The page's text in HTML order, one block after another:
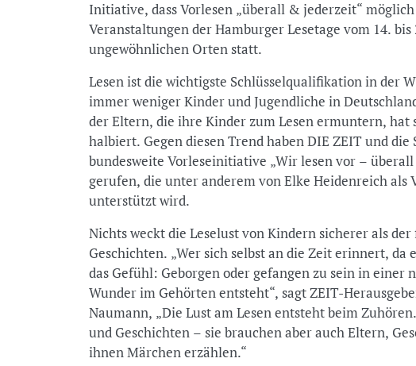
Initiative, dass Vorlesen „überall & jederzeit“
Veranstaltungen der Hamburger Lesetage vom 14.
ungewöhnlichen Orten statt.
Lesen ist die wichtigste Schlüsselqualifikation in der
immer weniger Kinder und Jugendliche in
der Eltern, die ihre Kinder zum Lesen ermuntern, hat
halbiert. Gegen diesen Trend haben DIE ZEIT und die
bundesweite Vorleseinitiative „Wir lesen vor –
gerufen, die unter anderem von Elke Heidenreich als
unterstützt wird.
Nichts weckt die Leselust von Kindern sicherer als
Geschichten. „Wer sich selbst an die Zeit erinnert,
das Gefühl: Geborgen oder gefangen zu sein in einer
Wunder im Gehörten entsteht“, sagt ZEIT-
Naumann, „Die Lust am Lesen entsteht beim
und Geschichten – sie brauchen aber auch Eltern,
ihnen Märchen erzählen.“